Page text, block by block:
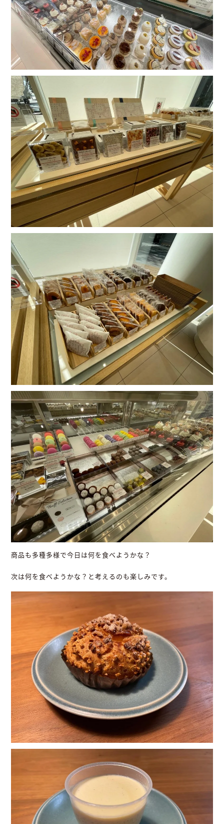
商品も多種多様で今日は何を食べようかな？
次は何を食べようかな？と考えるのも楽しみです。